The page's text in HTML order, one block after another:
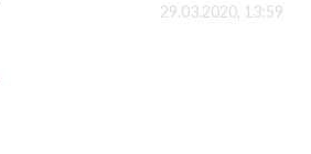
29.03.2020, 13:59